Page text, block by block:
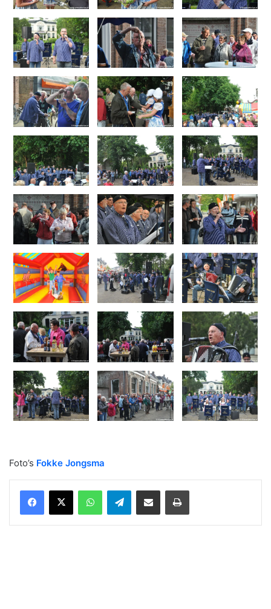
Foto’s Fokke Jongsma
WhatsAppTelegramDelen via Email Print